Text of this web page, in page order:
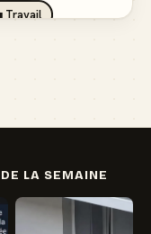
Travail
LA SEMAINE